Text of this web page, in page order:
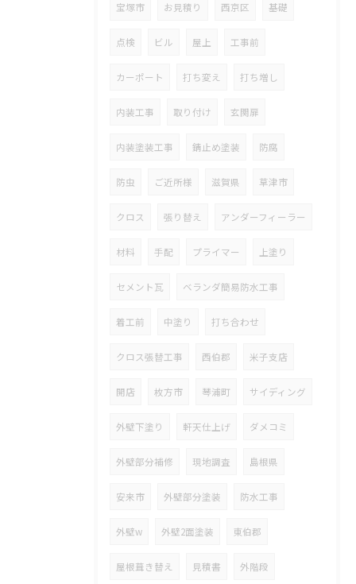
宝塚市 お見積り 西京区 基礎
点検 ビル 屋上 工事前
カーポート 打ち変え 打ち増し
内装工事 取り付け 玄関扉
内装塗装工事 錆止め塗装 防腐
防虫 ご近所様 滋賀県 草津市
クロス 張り替え アンダーフィーラー
材料 手配 プライマー 上塗り
セメント瓦 ベランダ簡易防水工事
着工前 中塗り 打ち合わせ
クロス張替工事 西伯郡 米子支店
開店 枚方市 琴浦町 サイディング
外壁下塗り 軒天仕上げ ダメコミ
外壁部分補修 現地調査 島根県
安来市 外壁部分塗装 防水工事
外壁w 外壁2面塗装 東伯郡
屋根葺き替え 見積書 外階段